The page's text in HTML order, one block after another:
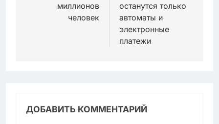
миллионов
человек
останутся только
автоматы и
электронные
платежи
ДОБАВИТЬ КОММЕНТАРИЙ